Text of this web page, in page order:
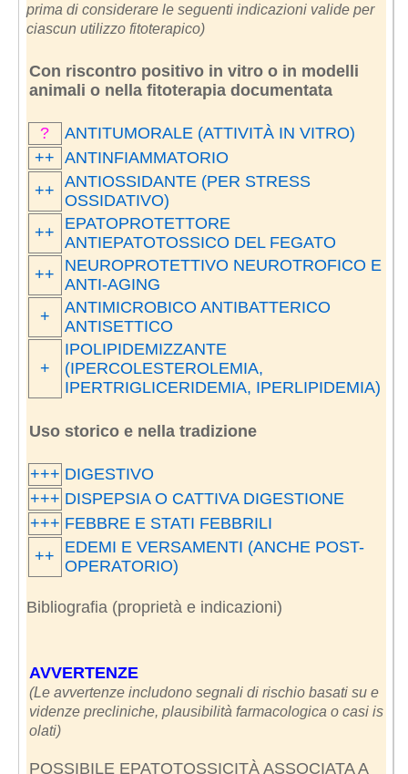
prima di considerare le seguenti indicazioni valide per
ciascun utilizzo fitoterapico)
Con riscontro positivo in vitro o in modelli
animali o nella fitoterapia documentata
?
ANTITUMORALE (ATTIVITÀ IN VITRO)
++ ANTINFIAMMATORIO
++ ANTIOSSIDANTE (PER STRESS
OSSIDATIVO)
++
EPATOPROTETTORE
ANTIEPATOTOSSICO DEL FEGATO
++
NEUROPROTETTIVO NEUROTROFICO E
ANTI-AGING
+
ANTIMICROBICO ANTIBATTERICO
ANTISETTICO
+
IPOLIPIDEMIZZANTE
(IPERCOLESTEROLEMIA,
IPERTRIGLICERIDEMIA, IPERLIPIDEMIA)
Uso storico e nella tradizione
+++ DIGESTIVO
+++ DISPEPSIA O CATTIVA DIGESTIONE
+++ FEBBRE E STATI FEBBRILI
++
EDEMI E VERSAMENTI (ANCHE POST-
OPERATORIO)
Bibliografia (proprietà e indicazioni)
AVVERTENZE
(Le avvertenze includono segnali di rischio basati su e
videnze precliniche, plausibilità farmacologica o casi is
olati)
POSSIBILE EPATOTOSSICITÀ ASSOCIATA A